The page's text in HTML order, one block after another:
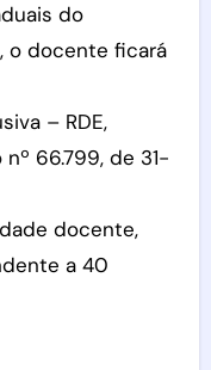
do
o docente ficará
– RDE,
66.799, de 31-
docente,
a 40